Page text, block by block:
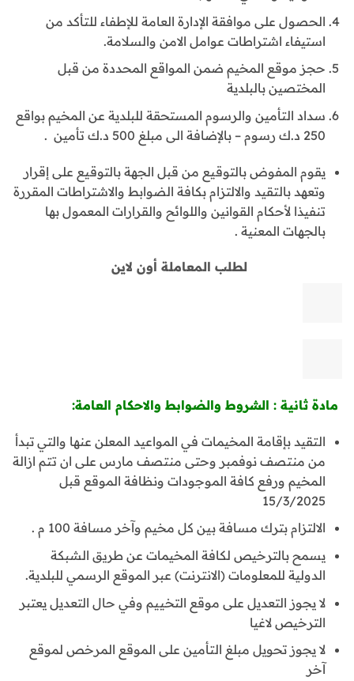
الحصول على موافقة الإدارة العامة للإطفاء للتأكد من
استيفاء اشتراطات عوامل الامن والسلامة.
حجز موقع المخيم ضمن المواقع المحددة من قبل
المختصين بالبلدية
سداد التأمين والرسوم المستحقة للبلدية عن المخيم بواقع
250 د.ك رسوم – بالإضافة الى مبلغ 500 د.ك تأمين .
يقوم المفوض بالتوقيع من قبل الجهة بالتوقيع على إقرار
وتعهد بالتقيد والالتزام بكافة الضوابط والاشتراطات المقررة
تنفيذا لأحكام القوانين واللوائح والقرارات المعمول بها
بالجهات المعنية .
لطلب المعاملة أون لاين
مادة ثانية : الشروط والضوابط والاحكام العامة:
التقيد بإقامة المخيمات في المواعيد المعلن عنها والتي تبدأ
من منتصف نوفمبر وحتى منتصف مارس على ان تتم ازالة
المخيم ورفع كافة الموجودات ونظافة الموقع قبل
15/3/2025
الالتزام بترك مسافة بين كل مخيم وآخر مسافة 100 م .
يسمح بالترخيص لكافة المخيمات عن طريق الشبكة
الدولية للمعلومات (الانترنت) عبر الموقع الرسمي للبلدية.
لا يجوز التعديل على موقع التخييم وفي حال التعديل يعتبر
الترخيص لاغيا
لا يجوز تحويل مبلغ التأمين على الموقع المرخص لموقع
آخر